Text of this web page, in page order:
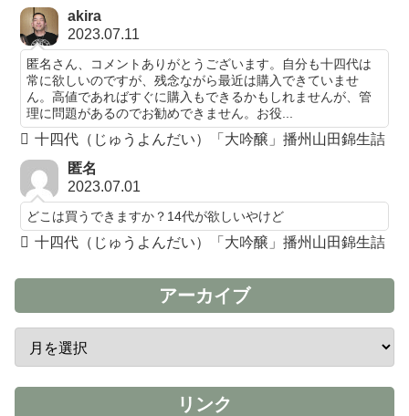
akira
2023.07.11
匿名さん、コメントありがとうございます。自分も十四代は
常に欲しいのですが、残念ながら最近は購入できていませ
ん。高値であればすぐに購入もできるかもしれませんが、管
理に問題があるのでお勧めできません。お役...
十四代（じゅうよんだい）「大吟醸」播州山田錦生詰
匿名
2023.07.01
どこは買うできますか？14代が欲しいやけど
十四代（じゅうよんだい）「大吟醸」播州山田錦生詰
アーカイブ
リンク